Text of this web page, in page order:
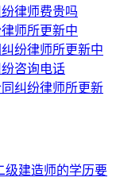
律师费贵吗
师所更新中
纷律师所更新中
咨询电话
纠纷律师所更新
级建造师的学历要